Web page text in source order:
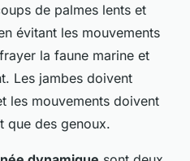
de palmes lents et
évitant les mouvements
la faune marine et
Les jambes doivent
les mouvements doivent
que des genoux.